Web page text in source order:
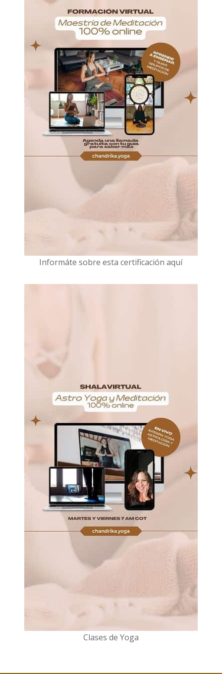
Informáte sobre esta certificación aquí
Clases de Yoga